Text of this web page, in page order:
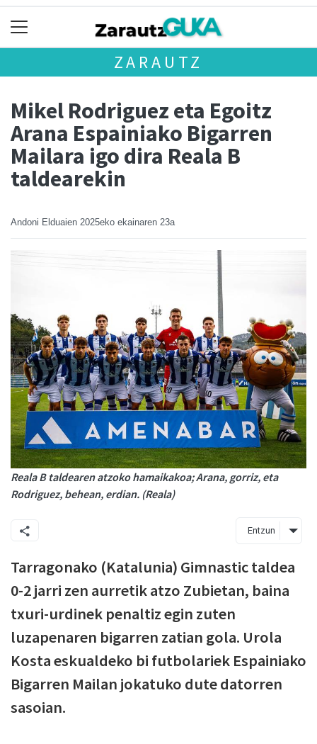
ZARAUTZ
Mikel Rodriguez eta Egoitz
Arana Espainiako Bigarren
Mailara igo dira Reala B
taldearekin
Andoni Elduaien 2025eko ekainaren 23a
Reala B taldearen atzoko hamaikakoa; Arana, gorriz, eta
Rodriguez, behean, erdian. (Reala)
Entzun
Tarragonako (Katalunia) Gimnastic taldea
0-2 jarri zen aurretik atzo Zubietan, baina
txuri-urdinek penaltiz egin zuten
luzapenaren bigarren zatian gola. Urola
Kosta eskualdeko bi futbolariek Espainiako
Bigarren Mailan jokatuko dute datorren
sasoian.